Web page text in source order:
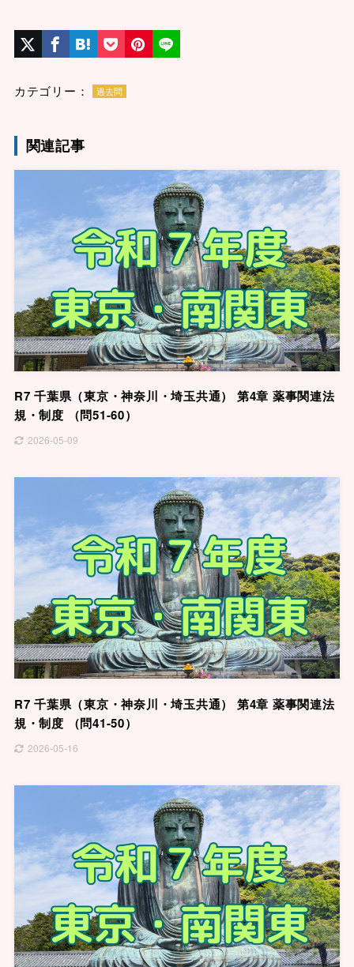
カテゴリー： 過去問
関連記事
R7 千葉県（東京・神奈川・埼玉共通） 第4章 薬事関連法
規・制度 （問51-60）
2026-05-09
R7 千葉県（東京・神奈川・埼玉共通） 第4章 薬事関連法
規・制度 （問41-50）
2026-05-16